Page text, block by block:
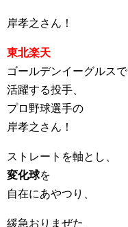
岸孝之さん！
東北楽天
ゴールデンイーグルスで
活躍する投手、
プロ野球選手の
岸孝之さん！
ストレートを軸とし、
変化球を
自在にあやつり、
緩急おりまぜた